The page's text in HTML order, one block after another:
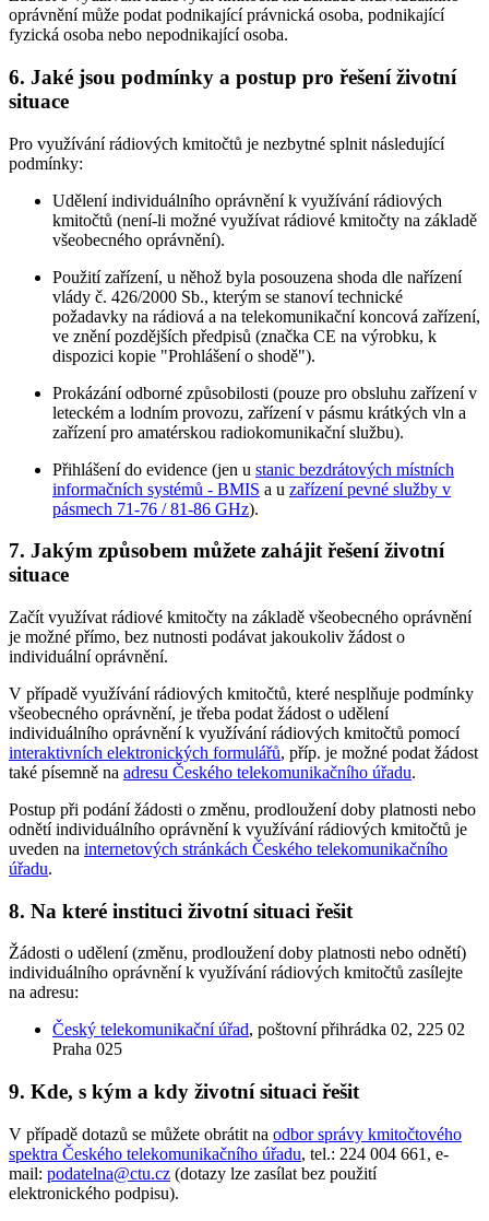
oprávnění může podat podnikající právnická osoba, podnikající
fyzická osoba nebo nepodnikající osoba.
6. Jaké jsou podmínky a postup pro řešení životní
situace
Pro využívání rádiových kmitočtů je nezbytné splnit následující
podmínky:
Udělení individuálního oprávnění k využívání rádiových
kmitočtů (není-li možné využívat rádiové kmitočty na základě
všeobecného oprávnění).
Použití zařízení, u něhož byla posouzena shoda dle nařízení
vlády č. 426/2000 Sb., kterým se stanoví technické
požadavky na rádiová a na telekomunikační koncová zařízení,
ve znění pozdějších předpisů (značka CE na výrobku, k
dispozici kopie "Prohlášení o shodě").
Prokázání odborné způsobilosti (pouze pro obsluhu zařízení v
leteckém a lodním provozu, zařízení v pásmu krátkých vln a
zařízení pro amatérskou radiokomunikační službu).
Přihlášení do evidence (jen u stanic bezdrátových místních
informačních systémů - BMIS a u zařízení pevné služby v
pásmech 71-76 / 81-86 GHz).
7. Jakým způsobem můžete zahájit řešení životní
situace
Začít využívat rádiové kmitočty na základě všeobecného oprávnění
je možné přímo, bez nutnosti podávat jakoukoliv žádost o
individuální oprávnění.
V případě využívání rádiových kmitočtů, které nesplňuje podmínky
všeobecného oprávnění, je třeba podat žádost o udělení
individuálního oprávnění k využívání rádiových kmitočtů pomocí
interaktivních elektronických formulářů, příp. je možné podat žádost
také písemně na adresu Českého telekomunikačního úřadu.
Postup při podání žádosti o změnu, prodloužení doby platnosti nebo
odnětí individuálního oprávnění k využívání rádiových kmitočtů je
uveden na internetových stránkách Českého telekomunikačního
úřadu.
8. Na které instituci životní situaci řešit
Žádosti o udělení (změnu, prodloužení doby platnosti nebo odnětí)
individuálního oprávnění k využívání rádiových kmitočtů zasílejte
na adresu:
Český telekomunikační úřad, poštovní přihrádka 02, 225 02
Praha 025
9. Kde, s kým a kdy životní situaci řešit
V případě dotazů se můžete obrátit na odbor správy kmitočtového
spektra Českého telekomunikačního úřadu, tel.: 224 004 661, e-
mail: podatelna@ctu.cz (dotazy lze zasílat bez použití
elektronického podpisu).